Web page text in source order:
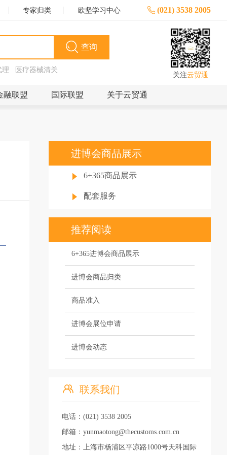
专家归类 欧坚学习中心 (021) 3538 2005
查询
理 医疗器械清关
关注云贸通
融联盟 国际联盟 关于云贸通
进博会商品展示
6+365商品展示
配套服务
推荐阅读
6+365进博会商品展示
进博会商品归类
商品准入
进博会展位申请
进博会动态
联系我们
电话：(021) 3538 2005
邮箱：yunmaotong@thecustoms.com.cn
地址：上海市杨浦区平凉路1000号天科国际